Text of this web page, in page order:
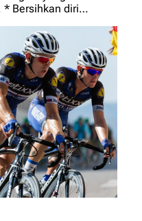
Bеrѕіhkаn diri…